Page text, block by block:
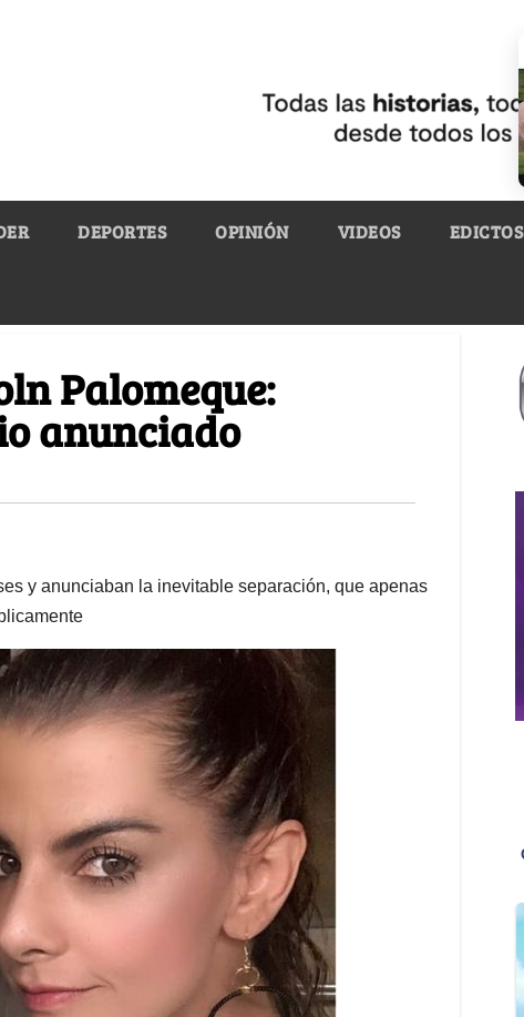
DEPORTES OPINIÓN VIDEOS EDICTOS
Palomeque:
anunciado
y anunciaban la inevitable separación, que apenas